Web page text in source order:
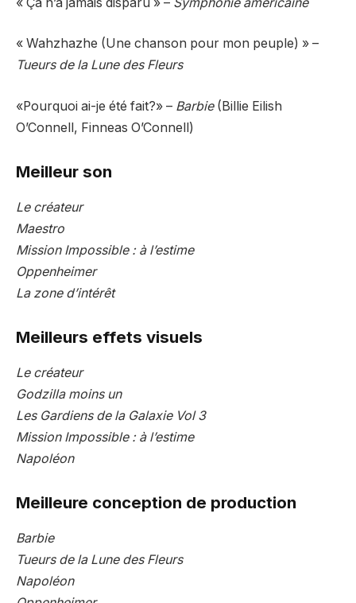
« Wahzhazhe (Une chanson pour mon peuple) » –
Tueurs de la Lune des Fleurs
«Pourquoi ai-je été fait?» – Barbie(Billie Eilish
O’Connell, Finneas O’Connell)
Meilleur son
Le créateur
Maestro
Mission Impossible : à l’estime
Oppenheimer
La zone d’intérêt
Meilleurs effets visuels
Le créateur
Godzilla moins un
Les Gardiens de la Galaxie Vol 3
Mission Impossible : à l’estime
Napoléon
Meilleure conception de production
Barbie
Tueurs de la Lune des Fleurs
Napoléon